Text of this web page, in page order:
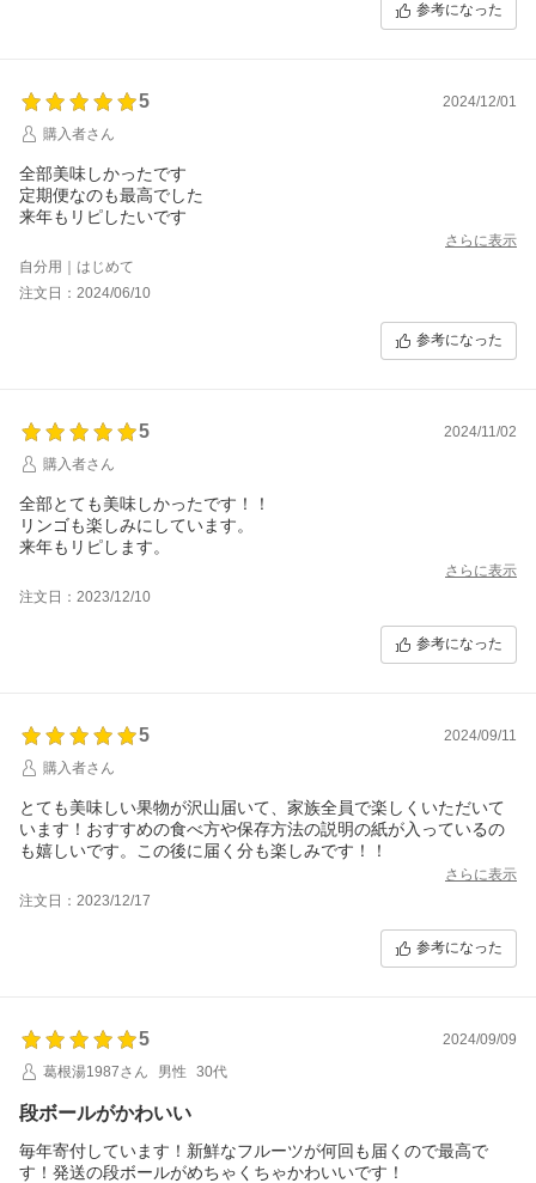
参考になった
5
2024/12/01
購入者さん
全部美味しかったです
定期便なのも最高でした
来年もリピしたいです
さらに表示
自分用｜はじめて
注文日：2024/06/10
参考になった
5
2024/11/02
購入者さん
全部とても美味しかったです！！
リンゴも楽しみにしています。
来年もリピします。
さらに表示
注文日：2023/12/10
参考になった
5
2024/09/11
購入者さん
とても美味しい果物が沢山届いて、家族全員で楽しくいただいて
います！おすすめの食べ方や保存方法の説明の紙が入っているの
も嬉しいです。この後に届く分も楽しみです！！
さらに表示
注文日：2023/12/17
参考になった
5
2024/09/09
葛根湯1987さん
男性 30代
段ボールがかわいい
毎年寄付しています！新鮮なフルーツが何回も届くので最高で
す！発送の段ボールがめちゃくちゃかわいいです！